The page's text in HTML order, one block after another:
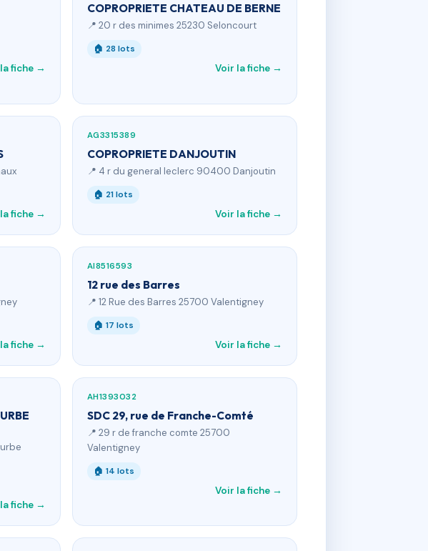
fiche →
COPROPRIETE CHATEAU DE BERNE
📍 20 r des minimes 25230 Seloncourt
🏠 28 lots
Voir la fiche →
fiche →
AG3315389
COPROPRIETE DANJOUTIN
📍 4 r du general leclerc 90400 Danjoutin
🏠 21 lots
Voir la fiche →
fiche →
AI8516593
12 rue des Barres
📍 12 Rue des Barres 25700 Valentigney
🏠 17 lots
Voir la fiche →
fiche →
AH1393032
SDC 29, rue de Franche-Comté
📍 29 r de franche comte 25700
Valentigney
🏠 14 lots
Voir la fiche →